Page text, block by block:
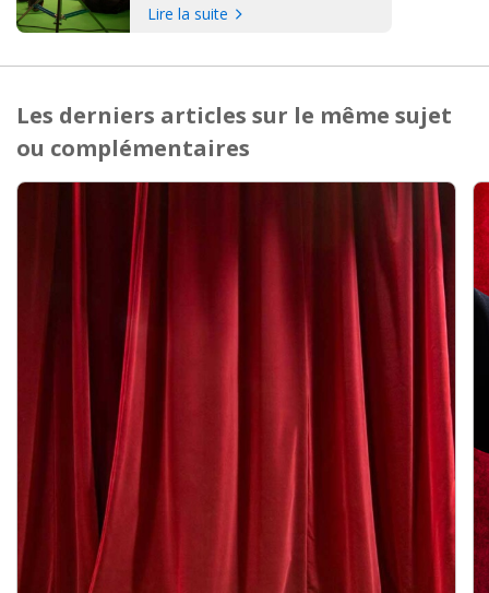
Lire la suite
Les derniers articles sur le même sujet
ou complémentaires